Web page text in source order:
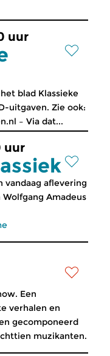
uur
blad Klassieke
uitgaven. Zie ook:
– Via dat...
uur
vandaag aflevering
Amadeus
Een
verhalen en
gecomponeerd
muzikanten.